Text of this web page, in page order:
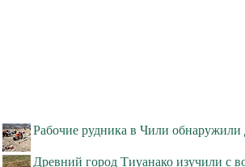
Рабочие рудника в Чили
Древний город Тиуанако изучили с